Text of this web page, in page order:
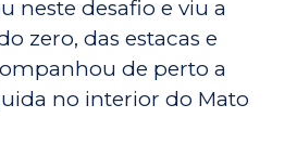
neste desafio e viu a
zero, das estacas e
de perto a
no interior do Mato